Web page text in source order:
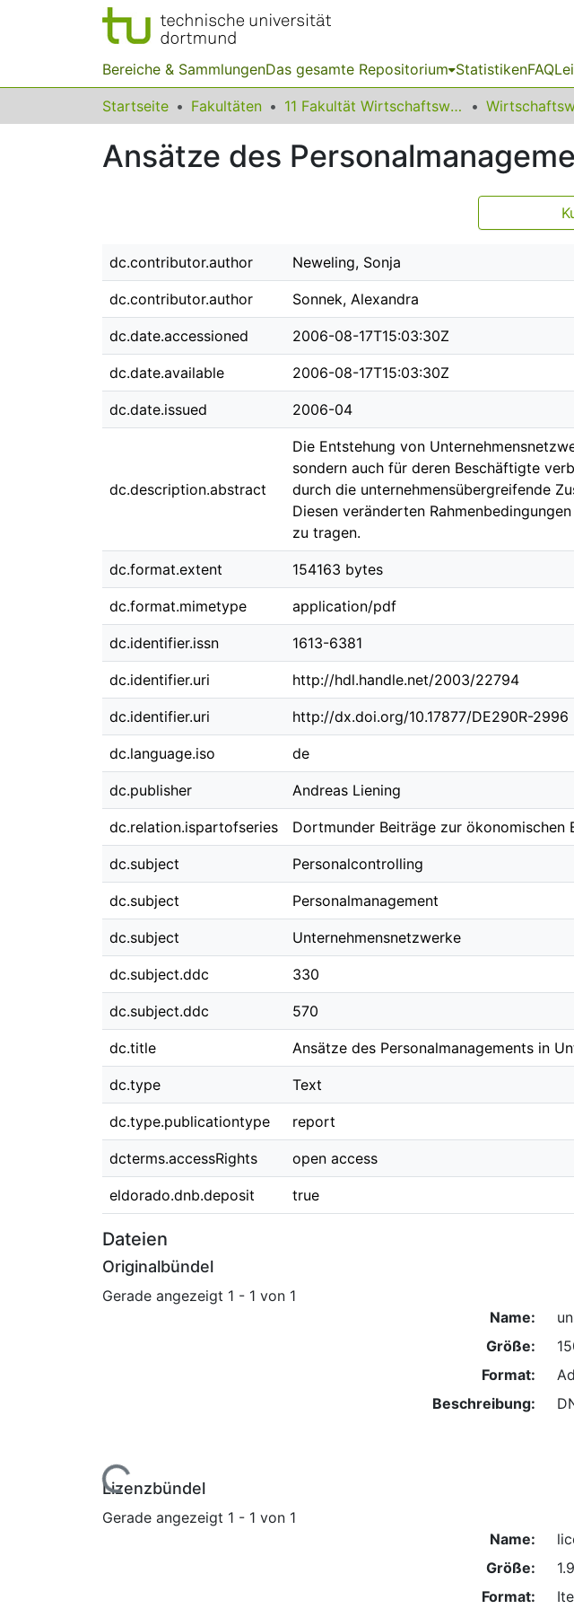
Bereiche & SammlungenDas gesamte Repositorium StatistikenFAQ
Startseite Fakultäten 11 Fakultät Wirtschaftswissenschaften
Ansätze des
dc.contributor.author Neweling, Sonja
dc.contributor.author Sonnek, Alexandra
dc.date.accessioned 2006-08-17T15:03:30Z
dc.date.available 2006-08-17T15:03:30Z
dc.date.issued 2006-04
dc.description.abstract
Die Entstehung von
sondern auch für deren Beschäftigte
durch die unternehmensübergreifende
Diesen veränderten
zu tragen.
dc.format.extent 154163 bytes
dc.format.mimetype application/pdf
dc.identifier.issn 1613-6381
dc.identifier.uri http://hdl.handle.net/2003/22794
dc.identifier.uri http://dx.doi.org/10.17877/DE290R-2996
dc.language.iso de
dc.publisher Andreas Liening
dc.relation.ispartofseries Dortmunder Beiträge zur ökonomischen
dc.subject Personalcontrolling
dc.subject Personalmanagement
dc.subject Unternehmensnetzwerke
dc.subject.ddc 330
dc.subject.ddc 570
dc.title Ansätze des Personalmanagements in
dc.type Text
dc.type.publicationtype report
dcterms.accessRights open access
eldorado.dnb.deposit true
Dateien
Originalbündel
Gerade angezeigt 1 - 1 von 1
Lade...
Name:
Größe:
Format:
Beschreibung:
Lizenzbündel
Gerade angezeigt 1 - 1 von 1
Name:
Größe:
Format: